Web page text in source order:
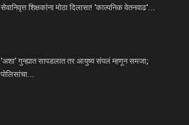
सेवानिवृत्त शिक्षकांना मोठा दिलासा! 'काल्पनिक वेतनवाढ'...
'अशा' गुन्ह्यात सापडलात तर आयुष्य संपलं म्हणून समजा;
पोलिसांचा...